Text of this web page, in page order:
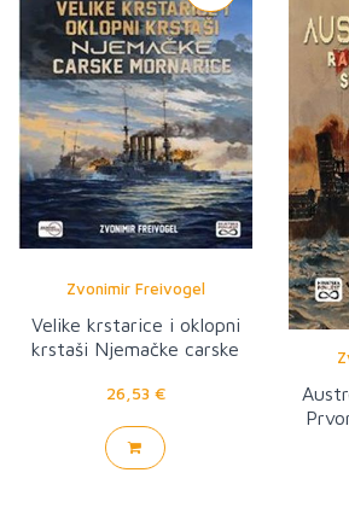
Zvonimir Freivogel
Velike krstarice i oklopni
krstaši Njemačke carske
26,53 €